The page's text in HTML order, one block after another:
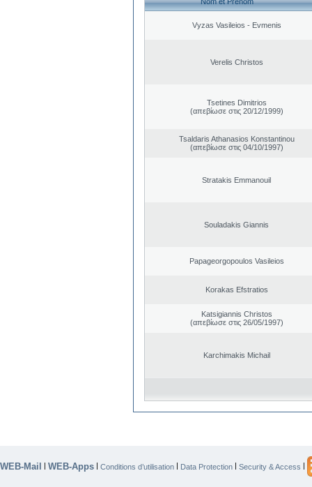
Vyzas Vasileios - Evmenis
Verelis Christos
Tsetines Dimitrios
(απεβίωσε στις 20/12/1999)
Tsaldaris Athanasios Konstantinou
(απεβίωσε στις 04/10/1997)
Stratakis Emmanouil
Souladakis Giannis
Papageorgopoulos Vasileios
Korakas Efstratios
Katsigiannis Christos
(απεβίωσε στις 26/05/1997)
Karchimakis Michail
WEB-Mail | WEB-Apps | Conditions d’utilisation | Data Protection | Security & Access |